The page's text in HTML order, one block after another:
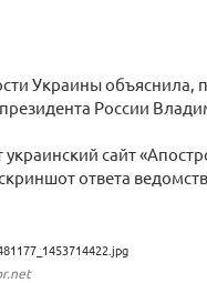
Украины объяснила,
России
сайт
ответа